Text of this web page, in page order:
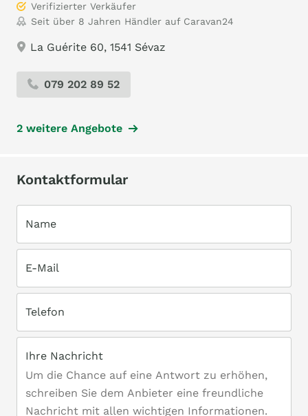
Verifizierter Verkäufer
Seit über 8 Jahren Händler auf Caravan24
La Guérite 60, 1541 Sévaz
079 202 89 52
2 weitere Angebote
Kontaktformular
Name
E-Mail
Telefon
Ihre Nachricht